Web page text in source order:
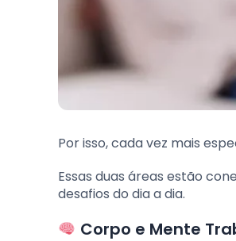
Por isso, cada vez mais
Essas duas áreas estão
desafios do dia a dia.
Corpo e Mente